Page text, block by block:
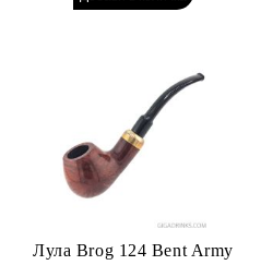
Лула Brog 124 Bent Army